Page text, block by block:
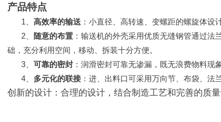
产品特点
1、 高效率的输送 ：小直径、高转速、变螺距的螺旋体
2、
随意的布置 ：输送机的外壳采用优质无缝钢管通过
础，充分利用空间，移动、拆装十分方便。
3、 可靠的密封 ：润滑密封可靠无渗漏，既无浪费物料现
4、 多元化的联接：进、出料口可采用万向节、布袋、法
创新的设计：合理的设计，结合制造工艺和完善的质